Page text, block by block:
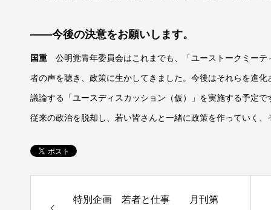
――今後の決意をお願いします。
国重 公明党青年委員会はこれまでも、「ユーストークミー
者の声を聴き、政策に生かしてきました。今後はそれらを進
議論する「ユースディスカッション（仮）」を実施する予定
従来の政治を脱却し、若い皆さんと一緒に政策を作っていく
特別企画 若者と仕事 月刊第